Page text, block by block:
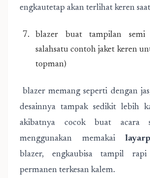
engkautetap akan terlihat keren
blazer buat tampilan semi
salahsatu contoh jaket keren
topman)
blazer memang seperti dengan
desainnya tampak sedikit lebih
akibatnya cocok buat acara
menggunakan memakai
blazer, engkaubisa tampil
permanen terkesan kalem.